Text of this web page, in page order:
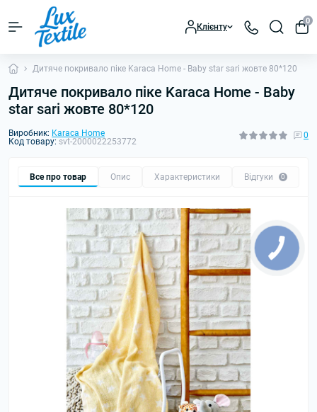
Клієнту
0
Дитяче покривало піке Karaca Home - Baby star sari жовте 80*120
Дитяче покривало піке Karaca Home - Baby
star sari жовте 80*120
Виробник: Karaca Home
Код товару: svt-2000022253772
0
Все про товар Опис Характеристики Відгуки 0